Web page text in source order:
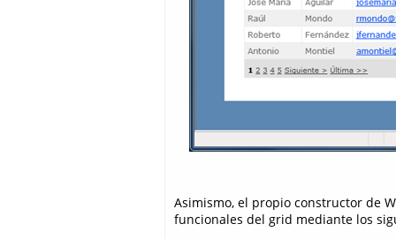
Asimismo, el propio constructor de
funcionales del grid mediante los